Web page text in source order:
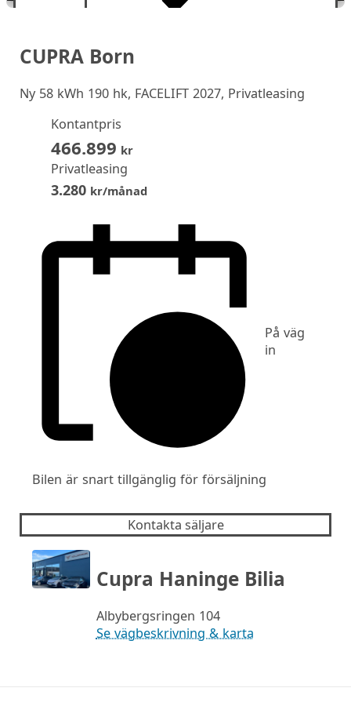
CUPRA Born
Ny58 kWh 190 hk, FACELIFT 2027, Privatleasing
Kontantpris
466.899 kr
Privatleasing
3.280kr/månad
På väg
in
Bilen är snart tillgänglig för försäljning
Kontakta säljare
Cupra Haninge Bilia
Albybergsringen 104
Se vägbeskrivning & karta